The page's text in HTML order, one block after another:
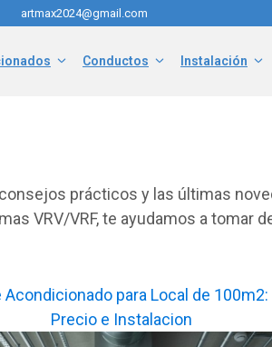
artmax2024@gmail.com
Conductos Instalación
prácticos y las últimas
VRV/VRF, te ayudamos a
Acondicionado para Local de 100m2:
Precio e Instalacion